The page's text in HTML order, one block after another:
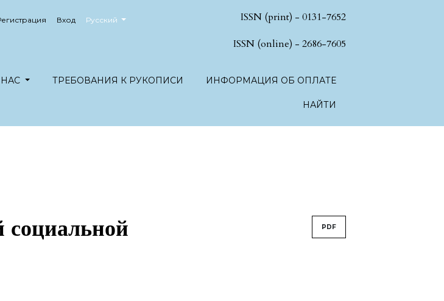
Вход ##plugins.themes.healthSciences.language.toggle##
Русский
ISSN (print) - 0131-7652
ISSN (online) - 2686-7605
ТРЕБОВАНИЯ К РУКОПИСИ ИНФОРМАЦИЯ ОБ ОПЛАТЕ
НАЙТИ
PDF